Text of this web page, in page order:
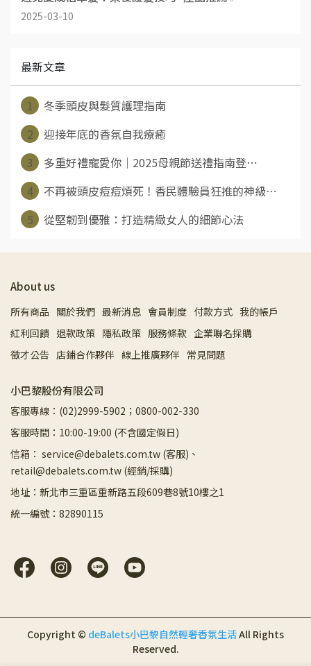
2025-03-10
最新文章
1
冬季頭皮與髮質護理指南
2
迎接年底的香氛自我療癒
3
多重好禮寵愛你｜2025母親節送禮指南登⋯
4
不再被頭皮痘痘煩死！香民體驗員狂推的神級⋯
5
從堅韌到優雅：打造精緻女人的細節心法
About us
所有商品 關於我們 最新消息 會員制度 付款方式 我的帳戶
紅利回饋 退款政策 隱私政策 服務條款 企業聯名採購
徵才公告 店鋪合作夥伴 線上推廣夥伴 常見問題
小巴黎股份有限公司
客服專線：(02)2999-5902；0800-002-330
客服時間：10:00-19:00 (不含國定假日)
信箱： service@debalets.com.tw (客服)、
retail@debalets.com.tw (經銷/採購)
地址：新北市三重區重新路五段609巷8號10樓之1
統一編號：82890115
Copyright © deBalets小巴黎自然輕奢香氛生活All Rights
Reserved.